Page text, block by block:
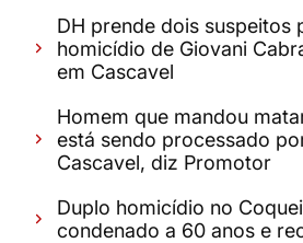
DH prende dois suspeitos
homicídio de Giovani
em Cascavel
Homem que mandou
está sendo processado
Cascavel, diz Promotor
Duplo homicídio no
condenado a 60 anos e